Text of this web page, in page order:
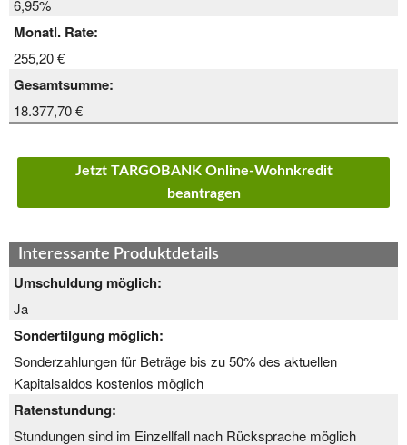
6,95%
Monatl. Rate:
255,20 €
Gesamtsumme:
18.377,70 €
Jetzt TARGOBANK Online-Wohnkredit
beantragen
Interessante Produktdetails
Umschuldung möglich:
Ja
Sondertilgung möglich:
Sonderzahlungen für Beträge bis zu 50% des aktuellen
Kapitalsaldos kostenlos möglich
Ratenstundung:
Stundungen sind im Einzellfall nach Rücksprache möglich